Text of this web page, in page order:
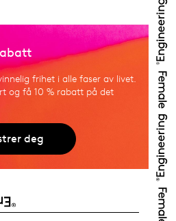
frihet i alle faser av livet.
og få 10 % rabatt på det
deg